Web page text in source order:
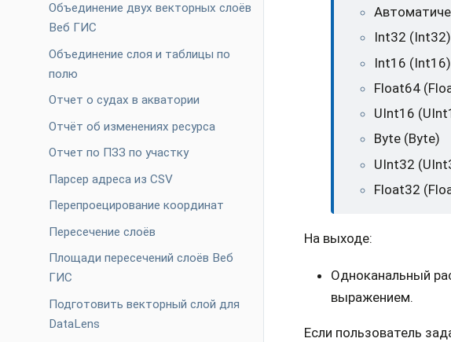
Объединение двух векторных слоёв
Веб ГИС
Объединение слоя и таблицы по
полю
Отчет о судах в акватории
Отчёт об изменениях ресурса
Отчет по ПЗЗ по участку
Парсер адреса из CSV
Перепроецирование координат
Пересечение слоёв
Площади пересечений слоёв Веб
ГИС
Подготовить векторный слой для
DataLens
Int32 (Int32)
Int16 (Int16)
Float64
UInt16
Byte (Byte)
UInt32
Float32
На выходе:
Одноканальный
выражением.
Если пользователь